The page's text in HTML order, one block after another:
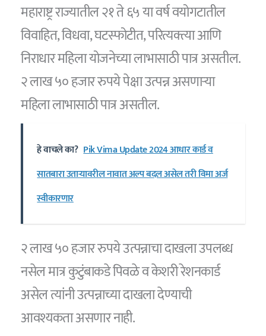
महाराष्ट्र राज्यातील २१ ते ६५ या वर्ष वयोगटातील
विवाहित, विधवा, घटस्फोटीत, परित्यक्त्या आणि
निराधार महिला योजनेच्या लाभासाठी पात्र असतील.
२ लाख ५० हजार रुपये पेक्षा उत्पन्न असणाऱ्या
महिला लाभासाठी पात्र असतील.
हे वाचले का? Pik Vima Update 2024 आधार कार्ड व
सातबारा उताऱ्यावरील नावात अल्प बदल असेल तरी विमा अर्ज
स्वीकारणार
२ लाख ५० हजार रुपये उत्पन्नाचा दाखला उपलब्ध
नसेल मात्र कुटुंबाकडे पिवळे व केशरी रेशनकार्ड
असेल त्यांनी उत्पन्नाच्या दाखला देण्याची
आवश्यकता असणार नाही.